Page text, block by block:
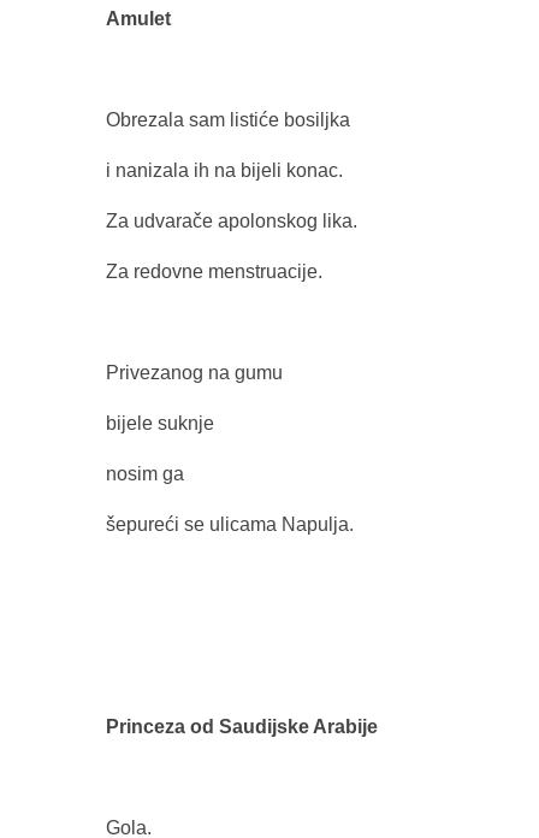
Amulet
Obrezala sam listiće bosiljka
i nanizala ih na bijeli konac.
Za udvarače apolonskog lika.
Za redovne menstruacije.
Privezanog na gumu
bijele suknje
nosim ga
šepureći se ulicama Napulja.
Princeza od Saudijske Arabije
Gola.